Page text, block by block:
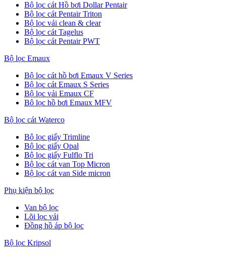
Bộ lọc cát Hồ bơi Dollar Pentair
Bộ lọc cát Pentair Triton
Bộ lọc vải clean & clear
Bộ lọc cát Tagelus
Bộ lọc cát Pentair PWT
Bộ lọc Emaux
Bộ lọc cát hồ bơi Emaux V Series
Bộ lọc cát Emaux S Series
Bộ lọc vải Emaux CF
Bô lọc hồ bơi Emaux MFV
Bộ lọc cát Waterco
Bộ lọc giấy Trimline
Bộ lọc giấy Opal
Bộ lọc giấy Fulflo Tri
Bộ lọc cát van Top Micron
Bộ lọc cát van Side micron
Phụ kiện bộ lọc
Van bộ lọc
Lõi lọc vải
Đồng hồ áp bộ lọc
Bộ lọc Kripsol